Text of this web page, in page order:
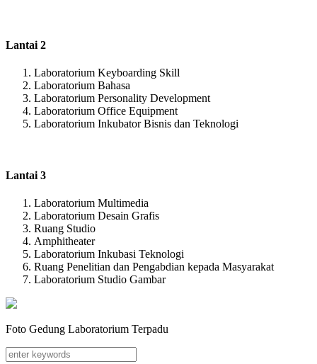
Lantai 2
Laboratorium Keyboarding Skill
Laboratorium Bahasa
Laboratorium Personality Development
Laboratorium Office Equipment
Laboratorium Inkubator Bisnis dan Teknologi
Lantai 3
Laboratorium Multimedia
Laboratorium Desain Grafis
Ruang Studio
Amphitheater
Laboratorium Inkubasi Teknologi
Ruang Penelitian dan Pengabdian kepada Masyarakat
Laboratorium Studio Gambar
Foto Gedung Laboratorium Terpadu